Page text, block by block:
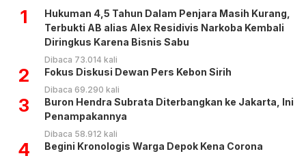
1
Hukuman 4,5 Tahun Dalam Penjara Masih Kurang,
Terbukti AB alias Alex Residivis Narkoba Kembali
Diringkus Karena Bisnis Sabu
Dibaca 73.014 kali
2 Fokus Diskusi Dewan Pers Kebon Sirih
Dibaca 69.290 kali
3
Buron Hendra Subrata Diterbangkan ke Jakarta, Ini
Penampakannya
Dibaca 58.912 kali
4 Begini Kronologis Warga Depok Kena Corona